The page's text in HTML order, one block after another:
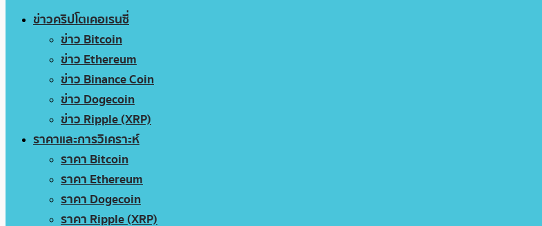
ข่าวคริปโตเคอเรนซี่
ข่าว Bitcoin
ข่าว Ethereum
ข่าว Binance Coin
ข่าว Dogecoin
ข่าว Ripple (XRP)
ราคาและการวิเคราะห์
ราคา Bitcoin
ราคา Ethereum
ราคา Dogecoin
ราคา Ripple (XRP)